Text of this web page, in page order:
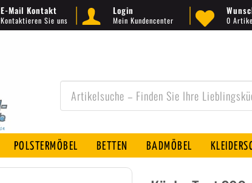
E-Mail Kontakt
Kontaktieren Sie uns
Login
Mein Kundencenter 0
POLSTERMÖBEL BETTEN BADMÖBEL